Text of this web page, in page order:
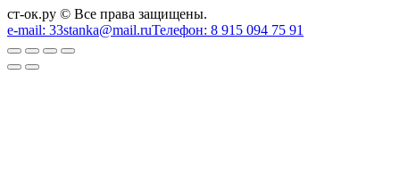
ст-ок.ру © Все права защищены.
e-mail: 33stanka@mail.ruТелефон: 8 915 094 75 91